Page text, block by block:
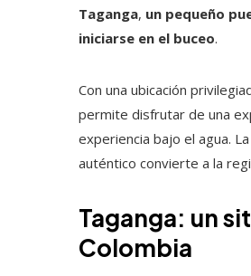
Taganga, un pequeño
iniciarse en el buceo.
Con una ubicación
permite disfrutar de una
experiencia bajo el agua.
auténtico convierte a la
Taganga: un
Colombia